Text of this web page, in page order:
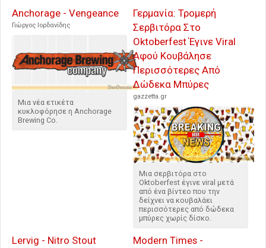
Anchorage - Vengeance
Γιώργος Ιορδανίδης
Μια νέα ετικέτα
κυκλοφόρησε η Anchorage
Brewing Co.
Γερμανία: Τρομερή
Σερβιτόρα Στο
Oktoberfest Έγινε Viral
Αφού Κουβάλησε
Περισσότερες Από
Δώδεκα Μπύρες
gazzetta.gr
Μια σερβιτόρα στο
Oktoberfest έγινε viral μετά
από ένα βίντεο που την
δείχνει να κουβαλάει
περισσότερες από δώδεκα
μπύρες χωρίς δίσκο.
Lervig - Nitro Stout
Modern Times -